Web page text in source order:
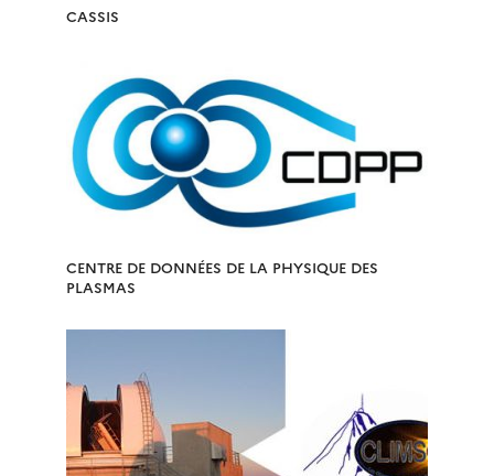
CASSIS
CENTRE DE DONNÉES DE LA PHYSIQUE DES
PLASMAS